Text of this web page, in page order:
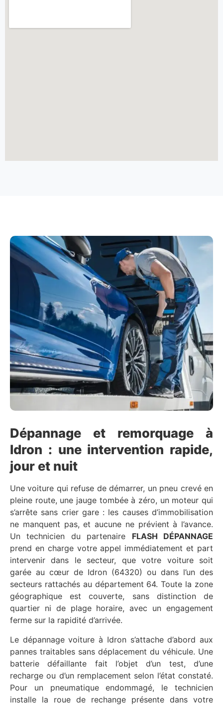
Dépannage et remorquage à
Idron : une intervention rapide,
jour et nuit
Une voiture qui refuse de démarrer, un pneu crevé en
pleine route, une jauge tombée à zéro, un moteur qui
s’arrête sans crier gare : les causes d’immobilisation
ne manquent pas, et aucune ne prévient à l’avance.
Un technicien du partenaire FLASH DÉPANNAGE
prend en charge votre appel immédiatement et part
intervenir dans le secteur, que votre voiture soit
garée au cœur de Idron (64320) ou dans l’un des
secteurs rattachés au département 64. Toute la zone
géographique est couverte, sans distinction de
quartier ni de plage horaire, avec un engagement
ferme sur la rapidité d’arrivée.
Le dépannage voiture à Idron s’attache d’abord aux
pannes traitables sans déplacement du véhicule. Une
batterie défaillante fait l’objet d’un test, d’une
recharge ou d’un remplacement selon l’état constaté.
Pour un pneumatique endommagé, le technicien
installe la roue de rechange présente dans votre